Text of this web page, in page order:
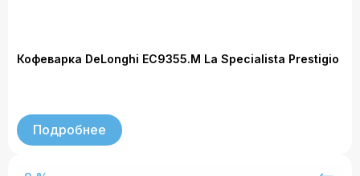
Кофеварка DeLonghi EC9355.M La Specialista Prestigio
Подробнее